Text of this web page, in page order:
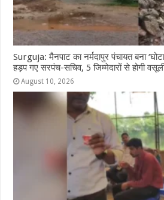
Surguja: मैनपाट का नर्मदापुर पंचायत बना
हड़प गए सरपंच-सचिव, 5 जिम्मेदारों से होगी
August 10, 2026